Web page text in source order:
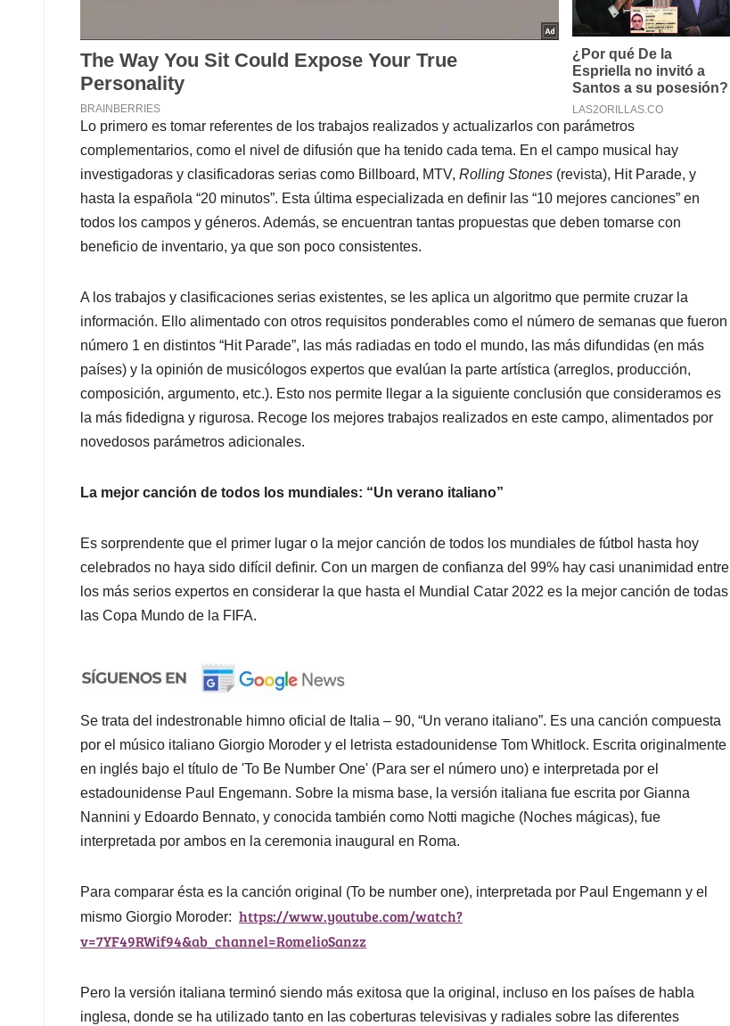
Lo primero es tomar referentes de los trabajos realizados y actualizarlos con parámetros
complementarios, como el nivel de difusión que ha tenido cada tema. En el campo musical hay
investigadoras y clasificadoras serias como Billboard, MTV, Rolling Stones (revista), Hit Parade, y
hasta la española “20 minutos”. Esta última especializada en definir las “10 mejores canciones” en
todos los campos y géneros. Además, se encuentran tantas propuestas que deben tomarse con
beneficio de inventario, ya que son poco consistentes.
A los trabajos y clasificaciones serias existentes, se les aplica un algoritmo que permite cruzar la
información. Ello alimentado con otros requisitos ponderables como el número de semanas que fueron
número 1 en distintos “Hit Parade”, las más radiadas en todo el mundo, las más difundidas (en más
países) y la opinión de musicólogos expertos que evalúan la parte artística (arreglos, producción,
composición, argumento, etc.). Esto nos permite llegar a la siguiente conclusión que consideramos es
la más fidedigna y rigurosa. Recoge los mejores trabajos realizados en este campo, alimentados por
novedosos parámetros adicionales.
La mejor canción de todos los mundiales: “Un verano italiano”
Es sorprendente que el primer lugar o la mejor canción de todos los mundiales de fútbol hasta hoy
celebrados no haya sido difícil definir. Con un margen de confianza del 99% hay casi unanimidad entre
los más serios expertos en considerar la que hasta el Mundial Catar 2022 es la mejor canción de todas
las Copa Mundo de la FIFA.
Se trata del indestronable himno oficial de Italia – 90, “Un verano italiano”. Es una canción compuesta
por el músico italiano Giorgio Moroder y el letrista estadounidense Tom Whitlock. Escrita originalmente
en inglés bajo el título de 'To Be Number One' (Para ser el número uno) e interpretada por el
estadounidense Paul Engemann. Sobre la misma base, la versión italiana fue escrita por Gianna
Nannini y Edoardo Bennato, y conocida también como Notti magiche (Noches mágicas), fue
interpretada por ambos en la ceremonia inaugural en Roma.
Para comparar ésta es la canción original (To be number one), interpretada por Paul Engemann y el
mismo Giorgio Moroder: https://www.youtube.com/watch?
v=7YF49RWif94&ab_channel=RomelioSanzz
Pero la versión italiana terminó siendo más exitosa que la original, incluso en los países de habla
inglesa, donde se ha utilizado tanto en las coberturas televisivas y radiales sobre las diferentes